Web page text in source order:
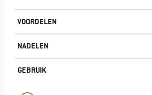
VOORDELEN
NADELEN
GEBRUIK